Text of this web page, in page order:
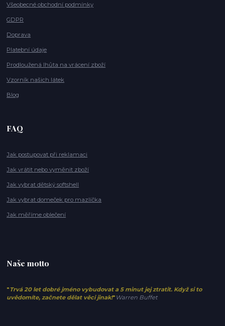
Všeobecné obchodní podmínky
GDPR
Doprava
Platební údaje
Prodloužená lhůta na vrácení zboží
Vzorník našich látek
Blog
FAQ
Jak postupovat při reklamaci
Jak vrátit nebo vyměnit zboží
Jak vybrat dětský softshell
Jak vybrat domeček pro mazlíčka
Jak měříme oblečení
Naše motto
" Trvá 20 let dobré jméno vybudovat a 5 minut jej ztratit. Když si to
uvědomíte, začnete dělat věci jinak!" Warren Buffet